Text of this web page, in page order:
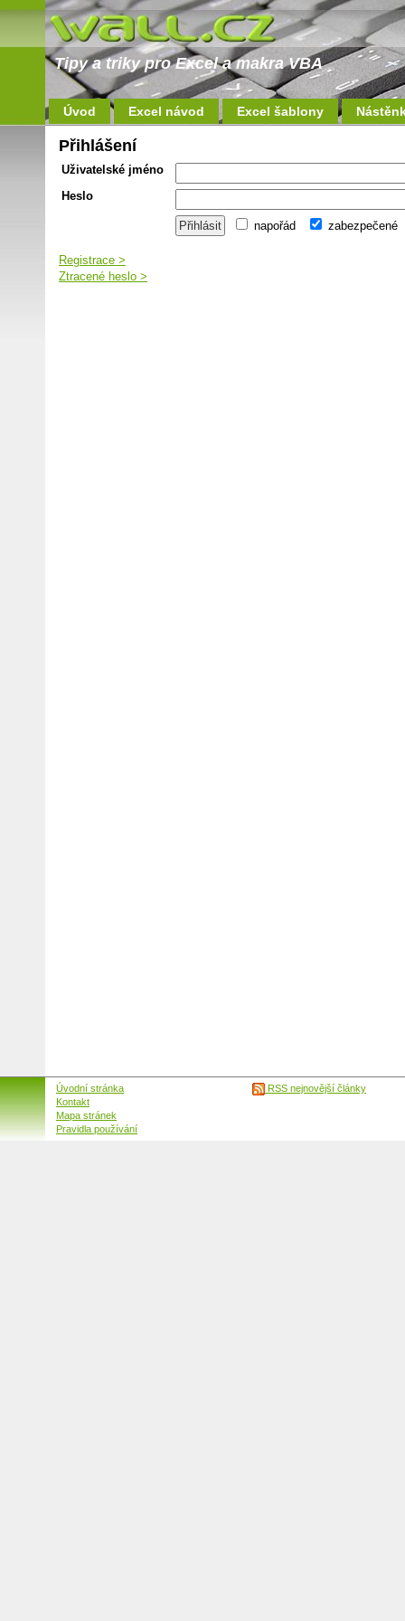
Tipy a triky pro Excel a makra VBA
Úvod Excel návod Excel šablony
Přihlášení
Uživatelské jméno
Heslo
napořád zabezpečené
Registrace >
Ztracené heslo >
Úvodní stránka
Kontakt
Mapa stránek
Pravidla používání
RSS nejnovější články